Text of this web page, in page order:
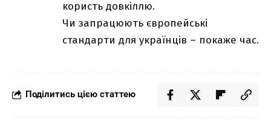
користь довкіллю.
Чи запрацюють європейські
стандарти для українців – покаже час.
Поділитись цією статтею